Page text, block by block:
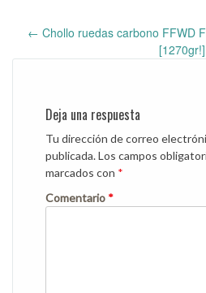
navigation
← Chollo ruedas carbono FFWD
[1270gr!]
Deja una respuesta
Tu dirección de correo
publicada.Los campos
marcados con *
Comentario *